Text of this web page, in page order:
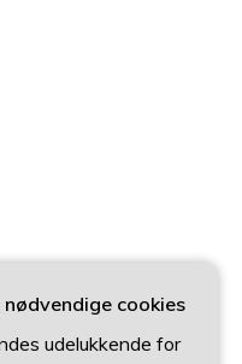
cookies
udelukkende for